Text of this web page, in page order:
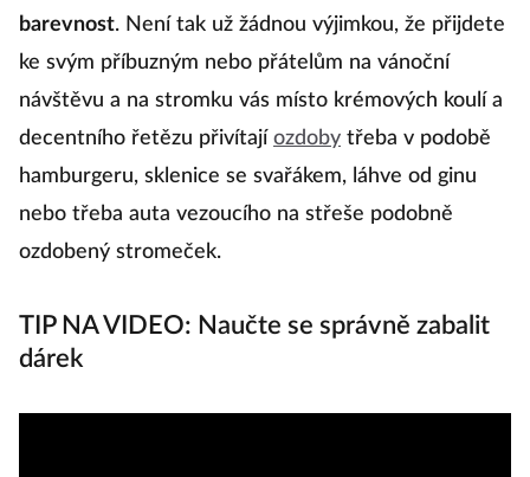
barevnost. Není tak už žádnou výjimkou, že přijdete
ke svým příbuzným nebo přátelům na vánoční
návštěvu a na stromku vás místo krémových koulí a
decentního řetězu přivítají ozdoby třeba v podobě
hamburgeru, sklenice se svařákem, láhve od ginu
nebo třeba auta vezoucího na střeše podobně
ozdobený stromeček.
TIP NA VIDEO: Naučte se správně zabalit
dárek